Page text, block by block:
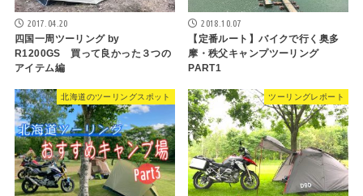
2017.04.20
四国一周ツーリング by
R1200GS 買って良かった３つの
アイテム編
2018.10.07
【定番ルート】バイクで行く奥多
摩・秩父キャンプツーリング
PART1
北海道のツーリングスポット ツーリングレポート